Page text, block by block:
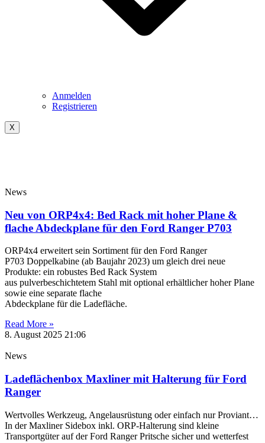
Anmelden
Registrieren
X
News
Neu von ORP4x4: Bed Rack mit hoher Plane &
flache Abdeckplane für den Ford Ranger P703
ORP4x4 erweitert sein Sortiment für den Ford Ranger
P703 Doppelkabine (ab Baujahr 2023) um gleich drei neue
Produkte: ein robustes Bed Rack System
aus pulverbeschichtetem Stahl mit optional erhältlicher hoher Plane
sowie eine separate flache
Abdeckplane für die Ladefläche.
Read More »
8. August 2025 21:06
News
Ladeflächenbox Maxliner mit Halterung für Ford
Ranger
Wertvolles Werkzeug, Angelausrüstung oder einfach nur Proviant…
In der Maxliner Sidebox inkl. ORP-Halterung sind kleine
Transportgüter auf der Ford Ranger Pritsche sicher und wetterfest